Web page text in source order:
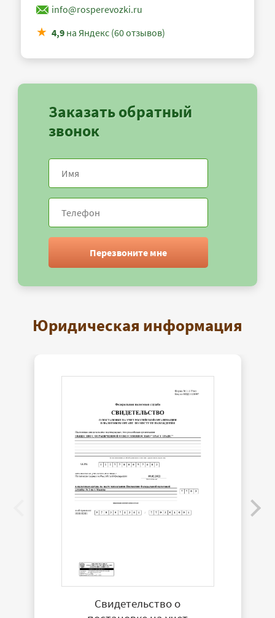
info@rosperevozki.ru
4,9 на Яндекс (60 отзывов)
Заказать обратный
звонок
Перезвоните мне
Юридическая информация
Свидетельство о